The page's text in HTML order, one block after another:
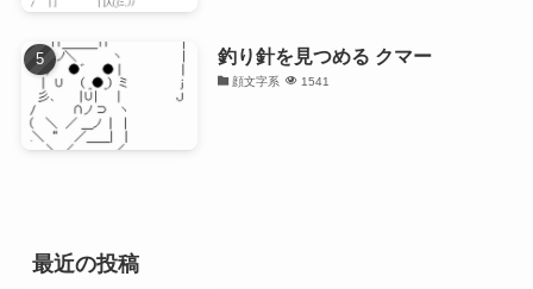
釣り針を見つめる クマー
顔文字系 1541
最近の投稿